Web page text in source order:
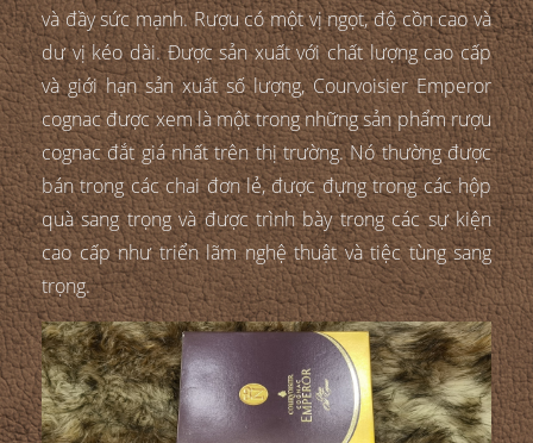
và đầy sức mạnh. Rượu có một vị ngọt, độ cồn cao và
dư vị kéo dài. Được sản xuất với chất lượng cao cấp
và giới hạn sản xuất số lượng, Courvoisier Emperor
cognac được xem là một trong những sản phẩm rượu
cognac đắt giá nhất trên thị trường. Nó thường được
bán trong các chai đơn lẻ, được đựng trong các hộp
quà sang trọng và được trình bày trong các sự kiện
cao cấp như triển lãm nghệ thuật và tiệc tùng sang
trọng.